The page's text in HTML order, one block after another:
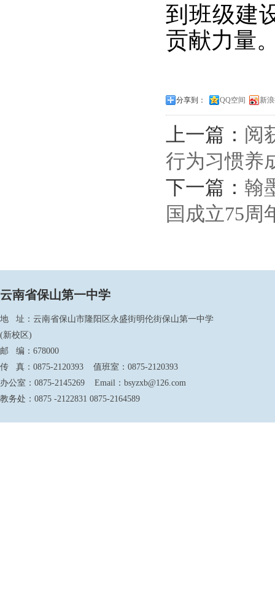
到班级建
贡献力量
分享到： QQ空间 新
上一篇： 阅
行为习惯养
下一篇： 翰
国成立75周
云南省保山第一中学
地 址：云南省保山市隆阳区永盛街明伦街保山第一中学
(新校区)
邮 编：678000
传 真：0875-2120393 值班室：0875-2120393
办公室：0875-2145269 Email：bsyzxb@126.com
教务处：0875 -2122831 0875-2164589